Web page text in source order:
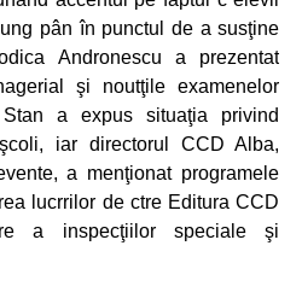
pân în punctul de a susţine
Andronescu a prezentat
şi noutţile examenelor
a expus situaţia privind
iar directorul CCD Alba,
a menţionat programele
lucrrilor de ctre Editura CCD
a inspecţiilor speciale şi